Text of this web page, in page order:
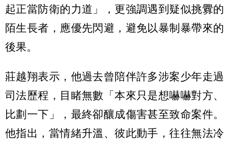
起正當防衛的力道」，更強調遇到疑似挑釁的
陌生長者，應優先閃避，避免以暴制暴帶來的
後果。
莊越翔表示，他過去曾陪伴許多涉案少年走過
司法歷程，目睹無數「本來只是想嚇嚇對方、
比劃一下」，最終卻釀成傷害甚至致命案件。
他指出，當情緒升溫、彼此動手，往往無法冷